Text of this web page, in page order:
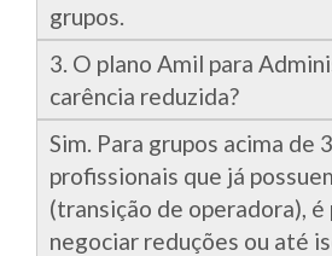
grupos.
3. O plano Amil para
carência reduzida?
Sim. Para grupos acima de
profissionais que já
(transição de operadora), é
negociar reduções ou até